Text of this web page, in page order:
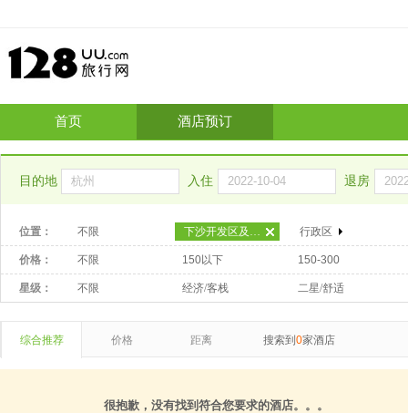
首页 酒店预订
目的地 入住 退房
位置： 不限 下沙开发区及高教园区 行政区
价格： 不限 150以下 150-300
星级： 不限 经济/客栈 二星/舒适
综合推荐 价格 距离 搜索到 0家酒店
很抱歉，没有找到符合您要求的酒店。。。